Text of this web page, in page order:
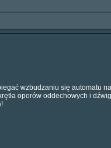
wzbudzaniu się automatu
oporów oddechowych i